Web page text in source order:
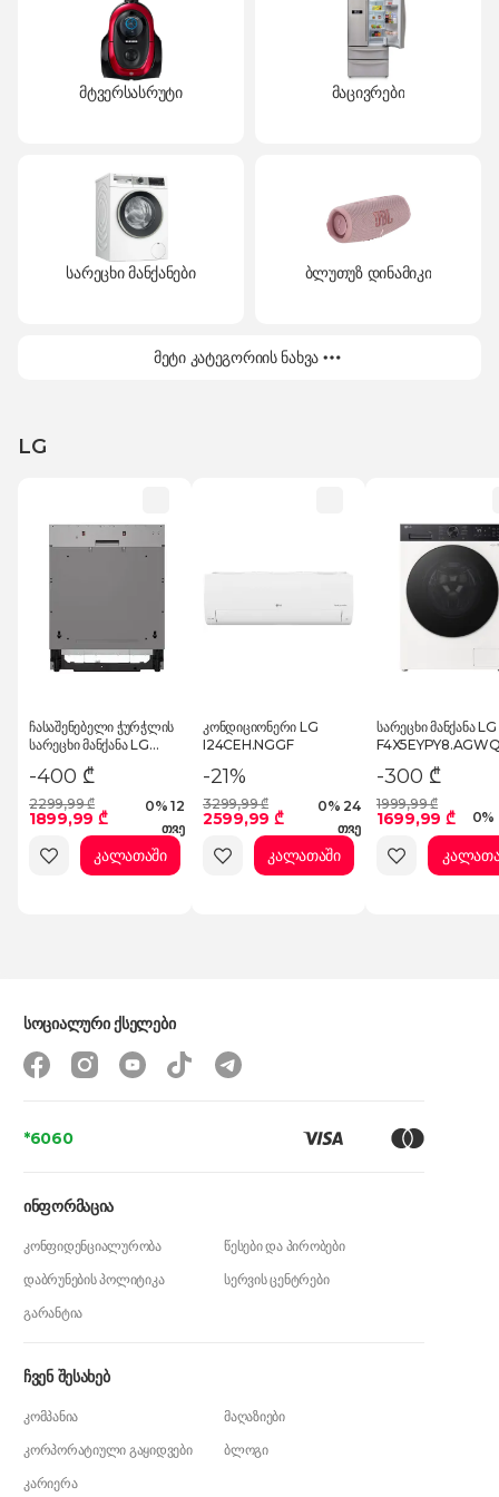
მტვერსასრუტი მაცივრები
სარეცხი მანქანები ბლუთუზ დინამიკი
მეტი კატეგორიის ნახვა
LG
ჩასაშენებელი ჭურჭლის
სარეცხი მანქანა LG
DBC513TS.AASPMER
-400 ₾
2299,99 ₾
1899,99 ₾
0% 12
თვე
კალათაში
კონდიციონერი LG
I24CEH.NGGF
-21%
3299,99 ₾
2599,99 ₾
0% 24
თვე
კალათაში
სარეცხი მანქანა LG
-300 ₾
1999,99 ₾
1699,99 ₾ 0%
*6060
ჩვენ შესახებ
კომპანია
მაღაზიები
კორპორატიული გაყიდვები
ბლოგი
კარიერა
ინფორმაცია
კონფიდენციალურობა
წესები და პირობები
დაბრუნების პოლიტიკა
სერვის ცენტრები
გარანტია
სოციალური ქსელები